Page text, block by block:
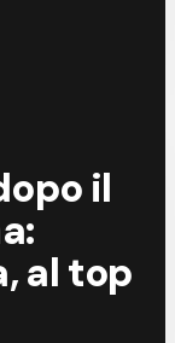
il
al top